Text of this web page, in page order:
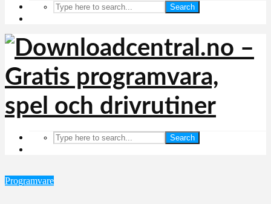
Search
Search
Programvare